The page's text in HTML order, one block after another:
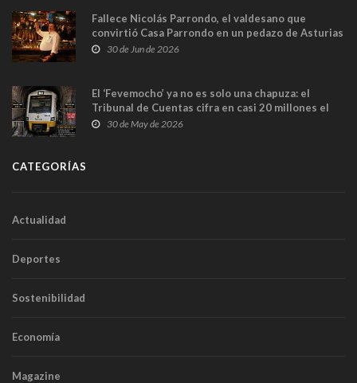
Fallece Nicolás Parrondo, el valdesano que
convirtió Casa Parrondo en un pedazo de Asturias
en Madrid
30 de Jun de 2026
El ‘Fevemocho’ ya no es solo una chapuza: el
Tribunal de Cuentas cifra en casi 20 millones el
sobrecoste de los trenes que no cabían por los
30 de May de 2026
CATEGORÍAS
Actualidad
Deportes
Sostenibilidad
Economía
Magazine